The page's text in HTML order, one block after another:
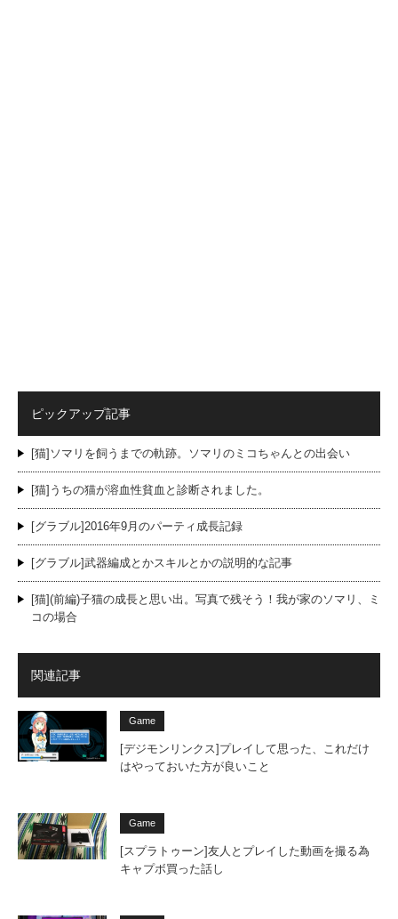
ピックアップ記事
[猫]ソマリを飼うまでの軌跡。ソマリのミコちゃんとの出会い
[猫]うちの猫が溶血性貧血と診断されました。
[グラブル]2016年9月のパーティ成長記録
[グラブル]武器編成とかスキルとかの説明的な記事
[猫](前編)子猫の成長と思い出。写真で残そう！我が家のソマリ、ミ
コの場合
関連記事
Game
[デジモンリンクス]プレイして思った、これだけ
はやっておいた方が良いこと
Game
[スプラトゥーン]友人とプレイした動画を撮る為
キャプボ買った話し